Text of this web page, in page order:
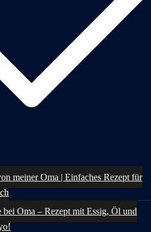
meiner Oma | Einfaches Rezept für
Oma – Rezept mit Essig, Öl und